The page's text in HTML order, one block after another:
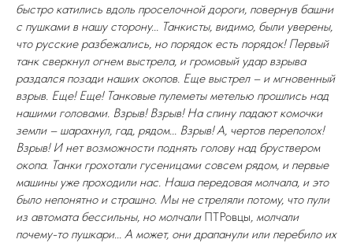
быстро катились вдоль проселочной дороги, повернув башни
с пушками в нашу сторону... Танкисты, видимо, были уверены,
что русские разбежались, но порядок есть порядок! Первый
танк сверкнул огнем выстрела, и громовый удар взрыва
раздался позади наших окопов. Еще выстрел – и мгновенный
взрыв. Еще! Еще! Танковые пулеметы метелью прошлись над
нашими головами. Взрыв! Взрыв! На спину падают комочки
земли – шарахнул, гад, рядом... Взрыв! А, чертов переполох!
Взрыв! И нет возможности поднять голову над бруствером
окопа. Танки грохотали гусеницами совсем рядом, и первые
машины уже проходили нас. Наша передовая молчала, и это
было непонятно и страшно. Мы не стреляли потому, что пули
из автомата бессильны, но молчали ПТРовцы, молчали
почему-то пушкари... А может, они драпанули или перебило их